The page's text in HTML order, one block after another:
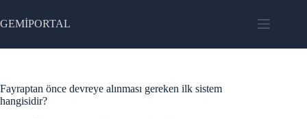
to
content
GEMİPORTAL
Fayraptan önce devreye alınması gereken ilk sistem
hangisidir?